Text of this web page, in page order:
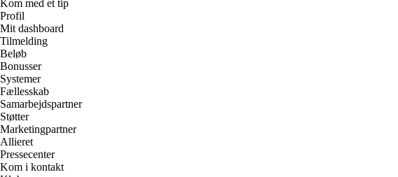
Kom med et tip
Profil
Mit dashboard
Tilmelding
Beløb
Bonusser
Systemer
Fællesskab
Samarbejdspartner
Støtter
Marketingpartner
Allieret
Pressecenter
Kom i kontakt